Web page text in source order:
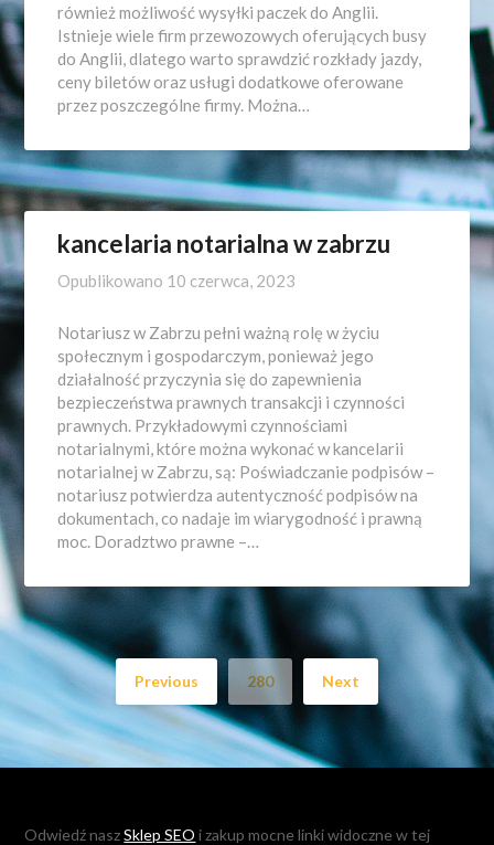
również możliwość wysyłki paczek do Anglii.
Istnieje wiele firm przewozowych oferujących busy
do Anglii, dlatego warto sprawdzić rozkłady jazdy,
ceny biletów oraz usługi dodatkowe oferowane
przez poszczególne firmy. Można…
kancelaria notarialna w zabrzu
Opublikowano 10 czerwca, 2023
Notariusz w Zabrzu pełni ważną rolę w życiu
społecznym i gospodarczym, ponieważ jego
działalność przyczynia się do zapewnienia
bezpieczeństwa prawnych transakcji i czynności
prawnych. Przykładowymi czynnościami
notarialnymi, które można wykonać w kancelarii
notarialnej w Zabrzu, są: Poświadczanie podpisów –
notariusz potwierdza autentyczność podpisów na
dokumentach, co nadaje im wiarygodność i prawną
moc. Doradztwo prawne –…
Previous 280 Next
Odwiedź naszSklep SEO i zakup mocne linki widoczne w tej